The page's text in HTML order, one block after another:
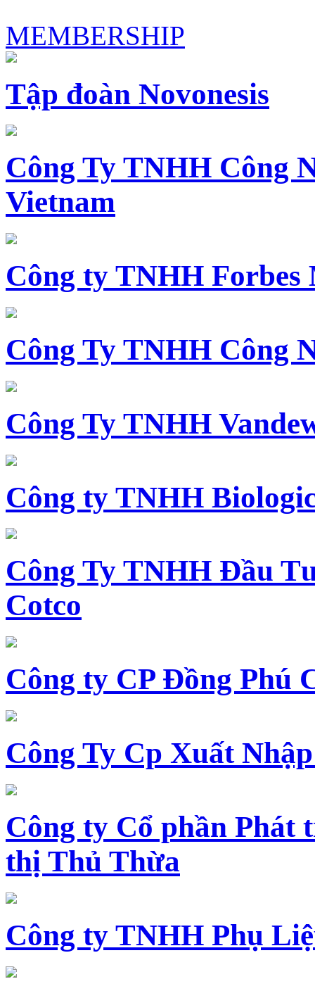
MEMBERSHIP
Tập đoàn Novonesis
Công Ty TNHH Công
Vietnam
Công ty TNHH
Công Ty TNHH Công
Công Ty TNHH
Công ty TNHH
Công Ty TNHH Đầu
Cotco
Công ty CP Đồng Phú
Công Ty Cp Xuất
Công ty Cổ phần Phát
thị Thủ Thừa
Công ty TNHH Phụ